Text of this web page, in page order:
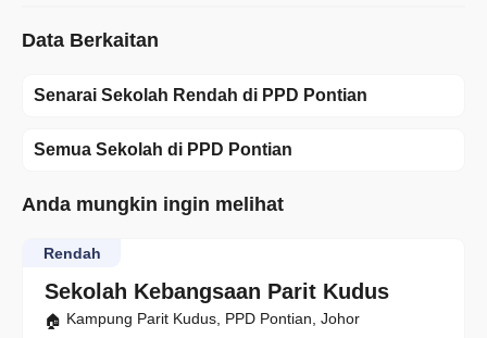
Data Berkaitan
Senarai Sekolah Rendah di PPD Pontian
Semua Sekolah di PPD Pontian
Anda mungkin ingin melihat
Sekolah Kebangsaan Parit Kudus
Rendah
Kampung Parit Kudus, PPD Pontian, Johor